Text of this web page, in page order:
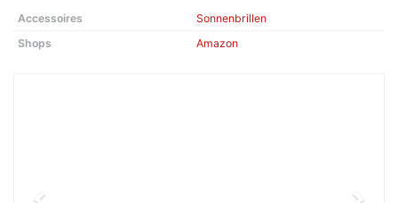
Accessoires
Sonnenbrillen
Shops
Amazon